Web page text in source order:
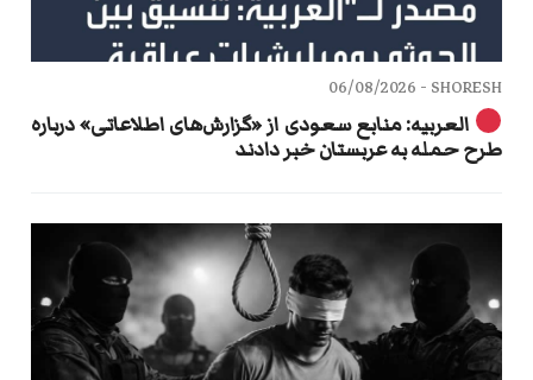
SHORESH -
06/08/2026
العربیه: منابع سعودی از «گزارش‌های اطلاعاتی» درباره
طرح حمله به عربستان خبر دادند